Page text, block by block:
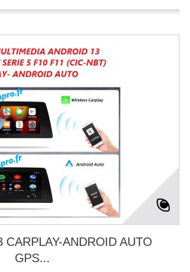
CARPLAY-ANDROID AUTO
GPS...